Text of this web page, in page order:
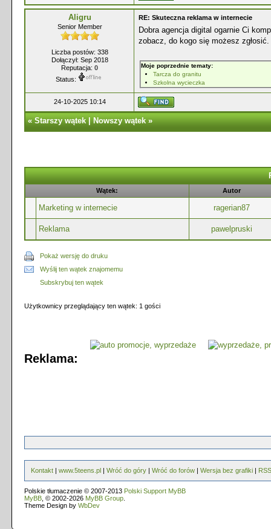
Aligru
Senior Member
Liczba postów: 338
Dołączył: Sep 2018
Reputacja: 0
Status:
RE: Skuteczna reklama w internecie
Dobra agencja digital ogarnie Ci
zobacz, do kogo się możesz zgłosić.
Moje poprzednie tematy:
Tarcza do granitu
Szkolna wycieczka
24-10-2025 10:14
«Starszy wątek|Nowszy wątek»
Wątek: Autor
Marketing w internecie ragerian87
Reklama pawelpruski
Pokaż wersję do druku
Wyślij ten wątek znajomemu
Subskrybuj ten wątek
Użytkownicy przeglądający ten wątek: 1 gości
Reklama:
Kontakt | www.5teens.pl | Wróć do góry | Wróć do forów | Wersja bez grafiki | RSS
Polskie tłumaczenie © 2007-2013 Polski Support MyBB
MyBB , © 2002-2026 MyBB Group
Theme Design by WbDev